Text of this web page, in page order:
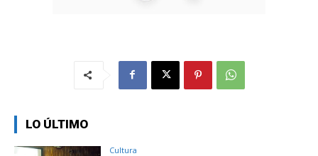
LO ÚLTIMO
Cultura